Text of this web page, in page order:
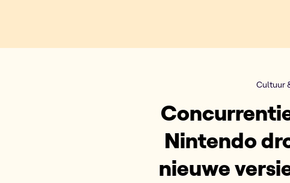
Cultuur
Nintendo
nieuwe